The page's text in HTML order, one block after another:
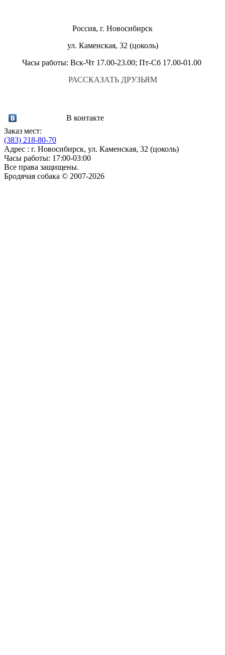
Россия, г. Новосибирск
ул. Каменская, 32 (цоколь)
Часы работы: Вск-Чт 17.00-23.00; Пт-Сб 17.00-01.00
РАССКАЗАТЬ ДРУЗЬЯМ
В контакте
Заказ мест:
(383) 218-80-70
Адрес : г. Новосибирск, ул. Каменская, 32 (цоколь)
Часы работы: 17:00-03:00
Все права защищены.
Бродячая собака © 2007-2026